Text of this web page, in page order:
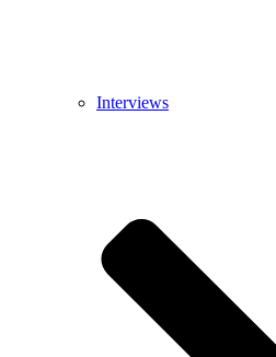
Interviews